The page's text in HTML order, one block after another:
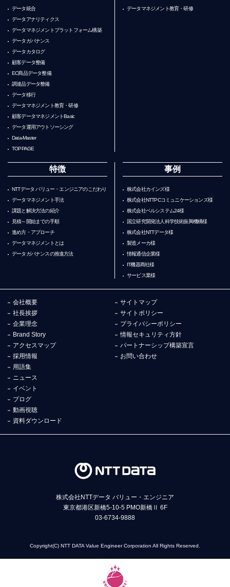
データ統合
データアナリティクス
データマネジメントプラットフォーム構築
データガバナンス
データカタログ
顧客データ整備
EC商品データ整備
調達品データ整備
データ移行
データマネジメント教育・研修
顧客データマネジメントBasic
データ運用アウトソーシング
Data-Master
TOPPAGE
データマネジメント教育・研修
特徴
NTTデータ バリュー・エンジニアのこだわり
データマネジメント手法
課題と解決方法の紹介
見積～開始までの手順
進め方・アプローチ
データマネジメントとは
データガバナンスの推進方法
事例
株式会社カインズ様
株式会社NTTPCコミュニケーションズ様
株式会社ベルシステム24様
国立研究開発法人科学技術振興機構様
株式会社NTTデータ様
製造メーカ様
情報通信企業様
IT機器商社様
サービス業様
会社概要
社長挨拶
企業理念
Brand Story
アクセスマップ
採用情報
サイトマップ
サイトポリシー
プライバシーポリシー
情報セキュリティ方針
パートナーシップ構築宣言
お問い合わせ
用語集
ニュース
イベント
ブログ
動画視聴
資料ダウンロード
株式会社NTTデータ バリュー・エンジニア
東京都港区新橋5-10-5 PMO新橋Ⅱ 6F
03-6734-9888
Copyright(C) NTT DATA Value Engineer Corporation All Rights Reserved.